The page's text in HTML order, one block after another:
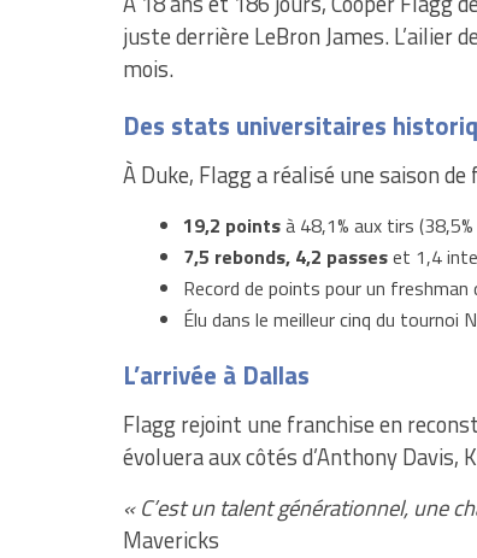
juste derrière LeBron James. L’ailier
mois.
Des stats universitaires
À Duke, Flagg a réalisé une saison
19,2 pointsà 48,1% aux tirs
7,5 rebonds, 4,2 passeset 1,4
Record de points pour un freshman
Élu dans le meilleur cinq du tournoi
L’arrivée à Dallas
Flagg rejoint une franchise en
évoluera aux côtés d’Anthony
« C’est un talent générationnel, une
Mavericks